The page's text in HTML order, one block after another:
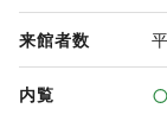
来館者数
内覧